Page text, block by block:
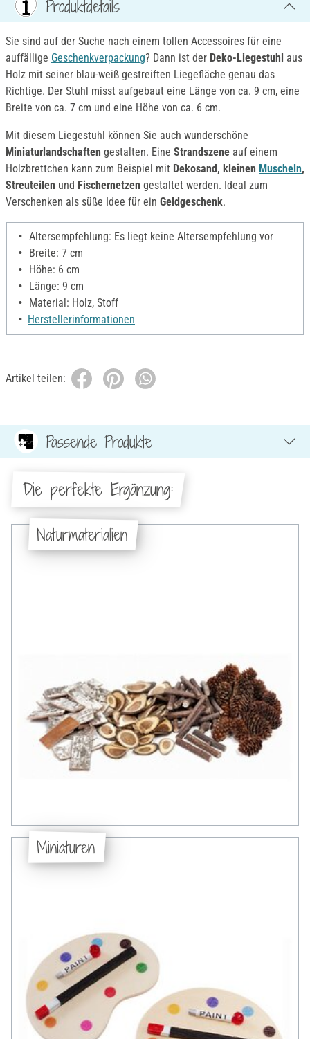
Produktdetails
Sie sind auf der Suche nach einem tollen Accessoires für eine
auffällige Geschenkverpackung? Dann ist der Deko-Liegestuhl aus
Holz mit seiner blau-weiß gestreiften Liegefläche genau das
Richtige. Der Stuhl misst aufgebaut eine Länge von ca. 9 cm, eine
Breite von ca. 7 cm und eine Höhe von ca. 6 cm.
Mit diesem Liegestuhl können Sie auch wunderschöne
Miniaturlandschaften gestalten. Eine Strandszene auf einem
Holzbrettchen kann zum Beispiel mit Dekosand, kleinen Muscheln,
Streuteilen und Fischernetzen gestaltet werden. Ideal zum
Verschenken als süße Idee für ein Geldgeschenk.
Altersempfehlung: Es liegt keine Altersempfehlung vor
Breite: 7 cm
Höhe: 6 cm
Länge: 9 cm
Material: Holz, Stoff
Herstellerinformationen
Artikel teilen:
Passende Produkte
Die perfekte Ergänzung:
Naturmaterialien
Miniaturen